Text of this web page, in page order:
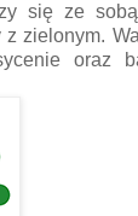
się ze
z zielonym.
oraz